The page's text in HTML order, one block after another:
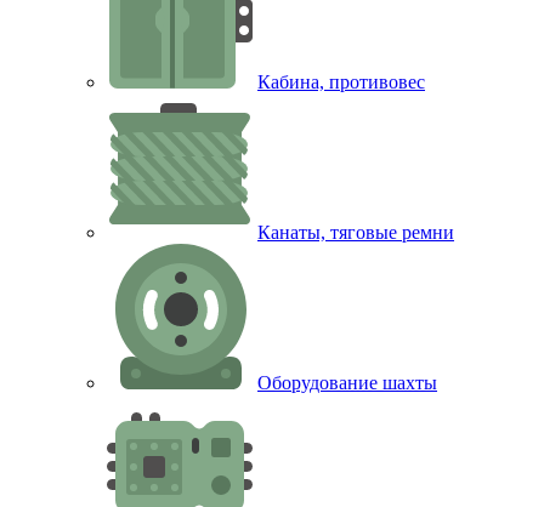
Кабина, противовес
Канаты, тяговые ремни
Оборудование шахты